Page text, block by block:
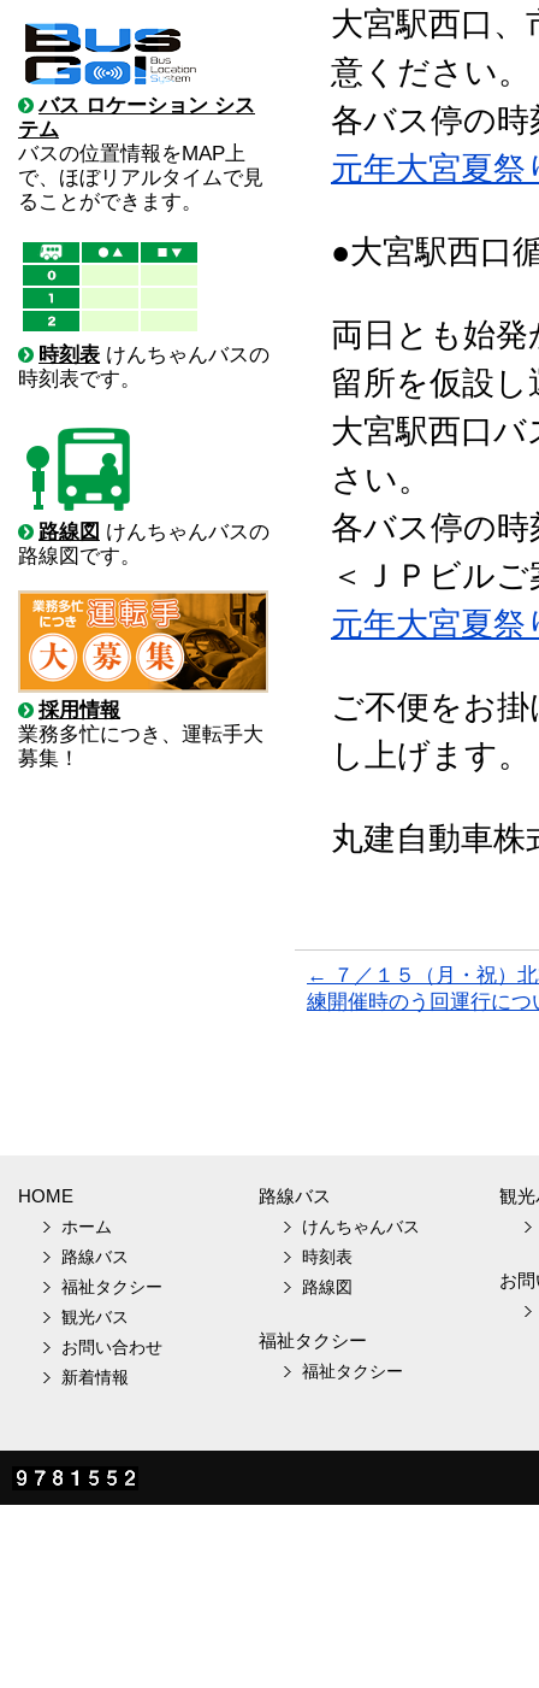
大宮駅西口
意ください。
各バス停の
元年大宮夏祭
●大宮駅西口
両日とも始
留所を仮設
大宮駅西口
さい。
各バス停の
＜ＪＰビル
元年大宮夏祭
ご不便をお
し上げます。
丸建自動車株
←
７／１５（月・祝）
練開催時のう回運行につ
バス ロケーション シス
テム
バスの位置情報をMAP上
で、ほぼリアルタイムで見
ることができます。
時刻表 けんちゃんバスの
時刻表です。
路線図 けんちゃんバスの
路線図です。
採用情報
業務多忙につき、運転手大
募集！
HOME
ホーム
路線バス
福祉タクシー
観光バス
お問い合わせ
新着情報
路線バス
けんちゃんバス
時刻表
路線図
福祉タクシー
福祉タクシー
観
お